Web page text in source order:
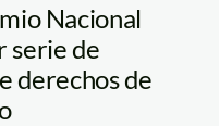
Nacional
serie de
derechos de